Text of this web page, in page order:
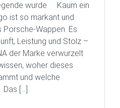
wurde Kaum ein
ist so markant und
Wappen. Es
Leistung und Stolz –
der Marke verwurzelt
woher dieses
und welche
[…]